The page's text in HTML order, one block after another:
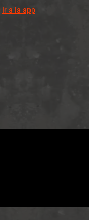
Ir a la app